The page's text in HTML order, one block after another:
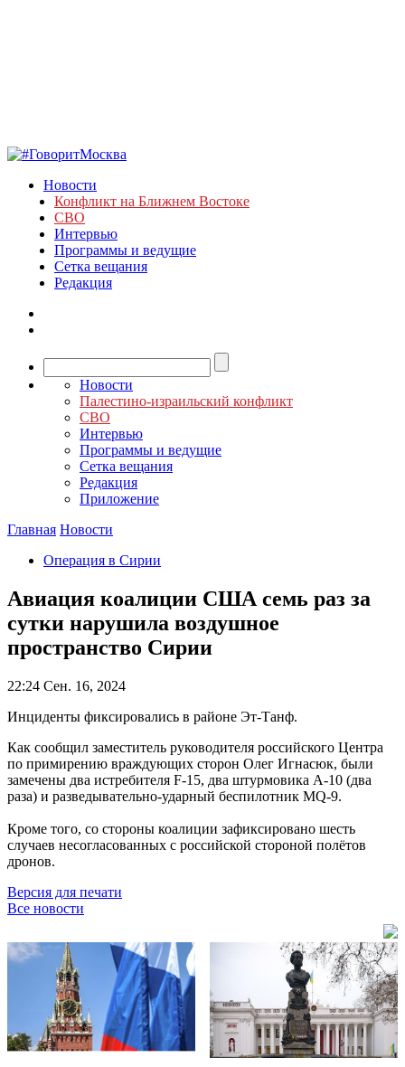
Новости
Конфликт на Ближнем Востоке
СВО
Интервью
Программы и ведущие
Сетка вещания
Редакция
Новости
Палестино-израильский конфликт
СВО
Интервью
Программы и ведущие
Сетка вещания
Редакция
Приложение
Главная Новости
Операция в Сирии
Авиация коалиции США семь раз за
сутки нарушила воздушное
пространство Сирии
22:24 Сен. 16, 2024
Инциденты фиксировались в районе Эт-Танф.
Как сообщил заместитель руководителя российского Центра
по примирению враждующих сторон Олег Игнасюк, были
замечены два истребителя F-15, два штурмовика А-10 (два
раза) и разведывательно-ударный беспилотник MQ-9.
Кроме того, со стороны коалиции зафиксировано шесть
случаев несогласованных с российской стороной полётов
дронов.
Версия для печати
Все новости